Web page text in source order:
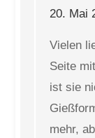
20. Mai
Vielen
Seite
ist sie
mehr,